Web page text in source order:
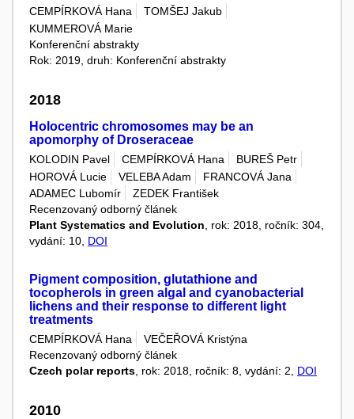
CEMPÍRKOVÁ Hana
TOMŠEJ Jakub
KUMMEROVÁ Marie
Konferenční abstrakty
Rok: 2019, druh: Konferenční abstrakty
2018
Holocentric chromosomes may be an
apomorphy of Droseraceae
KOLODIN Pavel CEMPÍRKOVÁ Hana
BUREŠ Petr
HOROVÁ Lucie
VELEBA Adam
FRANCOVÁ Jana
ADAMEC Lubomír
ZEDEK František
Recenzovaný odborný článek
Plant Systematics and Evolution , rok: 2018, ročník: 304,
vydání: 10, DOI
Pigment composition, glutathione and
tocopherols in green algal and cyanobacterial
lichens and their response to different light
treatments
CEMPÍRKOVÁ Hana
VEČEŘOVÁ Kristýna
Recenzovaný odborný článek
Czech polar reports, rok: 2018, ročník: 8, vydání: 2, DOI
2010